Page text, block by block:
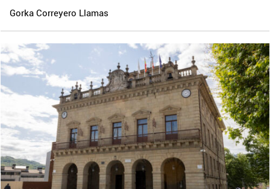
Gorka Correyero Llamas